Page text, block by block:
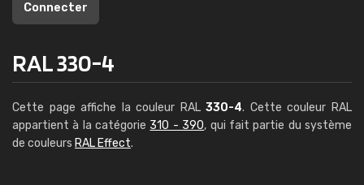
Connecter
RAL 330-4
Cette page affiche la couleur RAL330-4. Cette couleur RAL
appartient à la catégorie 310 - 390, qui fait partie du système
de couleurs RAL Effect.